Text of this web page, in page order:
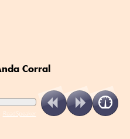
Corral
ReadSpeaker